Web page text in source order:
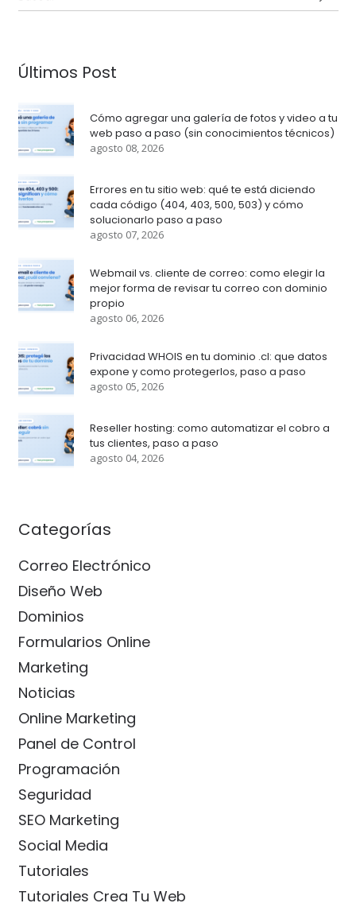
Últimos Post
Cómo agregar una galería de fotos y video a tu
web paso a paso (sin conocimientos técnicos)
agosto 08, 2026
Errores en tu sitio web: qué te está diciendo
cada código (404, 403, 500, 503) y cómo
solucionarlo paso a paso
agosto 07, 2026
Webmail vs. cliente de correo: como elegir la
mejor forma de revisar tu correo con dominio
propio
agosto 06, 2026
Privacidad WHOIS en tu dominio .cl: que datos
expone y como protegerlos, paso a paso
agosto 05, 2026
Reseller hosting: como automatizar el cobro a
tus clientes, paso a paso
agosto 04, 2026
Categorías
Correo Electrónico
Diseño Web
Dominios
Formularios Online
Marketing
Noticias
Online Marketing
Panel de Control
Programación
Seguridad
SEO Marketing
Social Media
Tutoriales
Tutoriales Crea Tu Web